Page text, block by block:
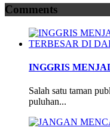
Comments
INGGRIS
Salah satu taman
puluhan...